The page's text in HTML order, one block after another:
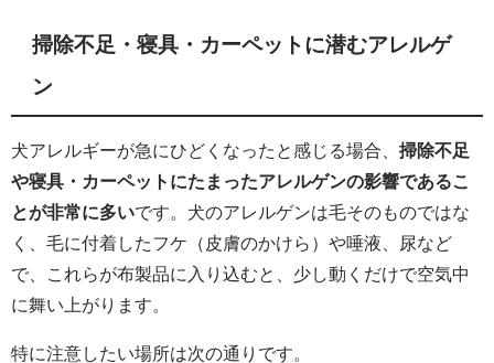
掃除不足・寝具・カーペットに潜むアレルゲ
ン
犬アレルギーが急にひどくなったと感じる場合、 掃除不足
や寝具・カーペットにたまったアレルゲンの影響であるこ
とが非常に多いです。犬のアレルゲンは毛そのものではな
く、毛に付着したフケ（皮膚のかけら）や唾液、尿など
で、これらが布製品に入り込むと、少し動くだけで空気中
に舞い上がります。
特に注意したい場所は次の通りです。